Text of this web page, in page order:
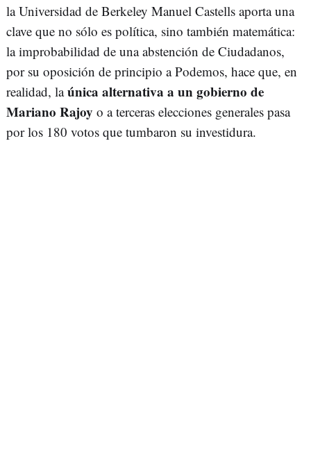
la Universidad de Berkeley Manuel Castells aporta una
clave que no sólo es política, sino también matemática:
la improbabilidad de una abstención de Ciudadanos,
por su oposición de principio a Podemos, hace que, en
realidad, laúnica alternativa a un gobierno de
Mariano Rajoy o a terceras elecciones generales pasa
por los 180 votos que tumbaron su investidura.